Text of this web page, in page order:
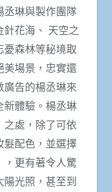
丞琳與製作團隊
花海、 天空之
森林等秘境取
美場景，忠實還
廣告的楊丞琳來
新體驗。楊丞琳
處，除了可依
髮配色，並選擇
更有著令人驚
陽光照，甚至到